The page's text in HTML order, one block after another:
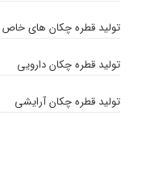
تولید قطره چکان های خاص
تولید قطره چکان دارویی
تولید قطره چکان آرایشی